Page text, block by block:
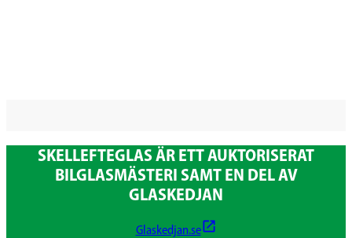
SKELLEFTEGLAS ÄR ETT AUKTORISERAT
BILGLASMÄSTERI SAMT EN DEL AV
GLASKEDJAN
Glaskedjan.se